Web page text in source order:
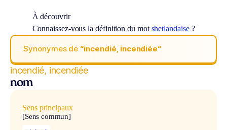
À découvrir
Connaissez-vous la définition du mot shetlandaise?
Synonymes de “incendié, incendiée“
incendié, incendiée
nom
Sens principaux
[Sens commun]